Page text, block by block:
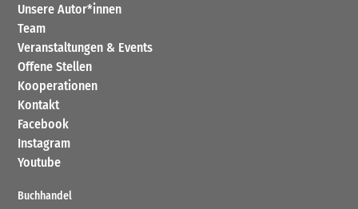
Unsere Autor*innen
Team
Veranstaltungen & Events
Offene Stellen
Kooperationen
Kontakt
Facebook
Instagram
Youtube
Buchhandel